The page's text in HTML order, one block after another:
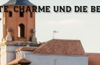
CHARME UND DIE